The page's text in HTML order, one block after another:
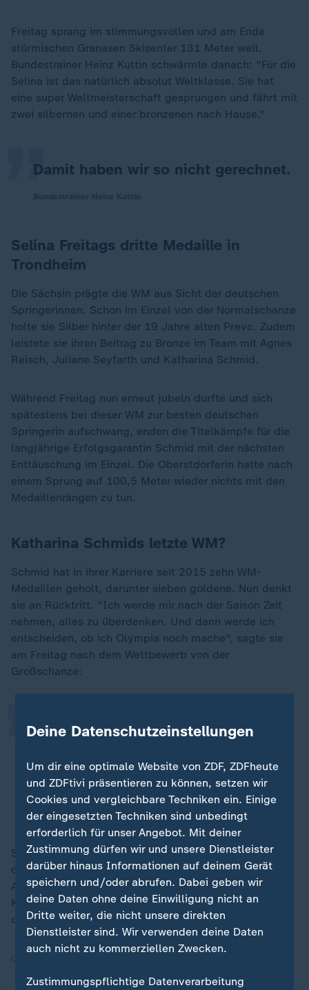
Freitag sprang im stimmungsvollen und am Ende
stürmischen Granasen Skisenter 131 Meter weit.
Bundestrainer Heinz Kuttin schwärmte danach: "Für die
Selina ist das natürlich absolut Weltklasse. Sie hat
eine super Weltmeisterschaft gesprungen und fährt mit
zwei silbernen und einer bronzenen nach Hause."
Damit haben wir so nicht gerechnet.
„
Selina Freitags dritte Medaille in
Trondheim
Die Sächsin prägte die WM aus Sicht der deutschen
Springerinnen. Schon im Einzel von der Normalschanze
holte sie Silber hinter der 19 Jahre alten Prevc. Zudem
leistete sie ihren Beitrag zu Bronze im Team mit Agnes
Reisch, Juliane Seyfarth und Katharina Schmid.
Während Freitag nun erneut jubeln durfte und sich
spätestens bei dieser WM zur besten deutschen
Springerin aufschwang, enden die Titelkämpfe für die
langjährige Erfolgsgarantin Schmid mit der nächsten
Enttäuschung im Einzel. Die Oberstdorferin hatte nach
einem Sprung auf 100,5 Meter wieder nichts mit den
Medaillenrängen zu tun.
Katharina Schmids letzte WM?
Schmid hat in ihrer Karriere seit 2015 zehn WM-
Medaillen geholt, darunter sieben goldene. Nun denkt
sie an Rücktritt. "Ich werde mir nach der Saison Zeit
nehmen, alles zu überdenken. Und dann werde ich
entscheiden, ob ich Olympia noch mache", sagte sie
am Freitag nach dem Wettbewerb von der
Großschanze:
Ich kann es nicht mit 100-
wahrscheinlich war das mein letztes
WM-Springen.
„
Katharina Schmidt
Schon vor dem Wettkampf der Springerinnen war der
drittletzte WM-Tag für die deutschen Athletinnen und
Athleten sehr erfolgreich verlaufen. Die Nordischen
Kombinierer gewannenGold mit der Mannschaft
deutschenLangläuferinnen holten Staffel-Bronze
Deine Datenschutzeinstellungen
Um dir eine optimale Website von ZDF, ZDFheute
und ZDFtivi präsentieren zu können, setzen wir
Cookies und vergleichbare Techniken ein. Einige
der eingesetzten Techniken sind unbedingt
erforderlich für unser Angebot. Mit deiner
Zustimmung dürfen wir und unsere Dienstleister
darüber hinaus Informationen auf deinem Gerät
speichern und/oder abrufen. Dabei geben wir
deine Daten ohne deine Einwilligung nicht an
Dritte weiter, die nicht unsere direkten
Dienstleister sind. Wir verwenden deine Daten
auch nicht zu kommerziellen Zwecken.
Zustimmungspflichtige Datenverarbeitung